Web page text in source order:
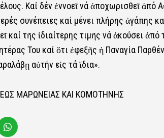
Καί δέν ἐννοεῖ νά ἀποχωρισθεῖ ἀπό
συνέπειες καί μένει πλήρης ἀγάπης
καί τῆς ἰδιαίτερης τιμῆς νά ἀκούσει
Του καί ὅτι ἐφεξῆς ἡ Παναγία
αὐτήν εἰς τά ἴδια».
ΜΑΡΩΝΕΙΑΣ ΚΑΙ ΚΟΜΟΤΗΝΗΣ